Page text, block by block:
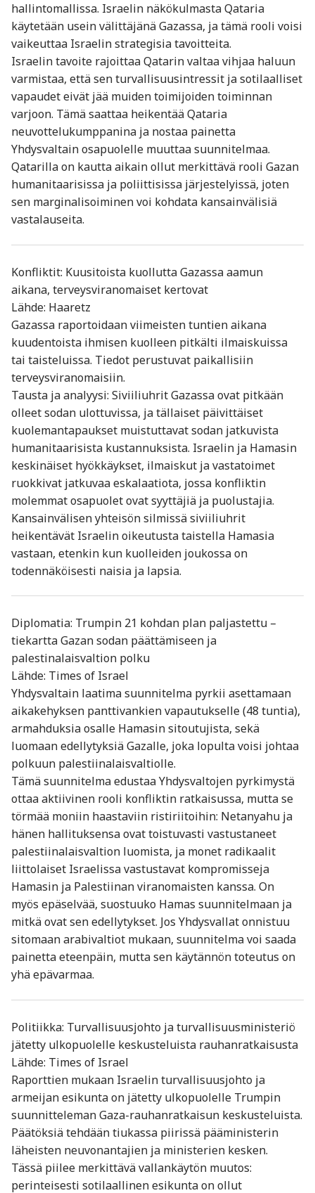
hallintomallissa. Israelin näkökulmasta Qataria
käytetään usein välittäjänä Gazassa, ja tämä rooli voisi
vaikeuttaa Israelin strategisia tavoitteita.
Israelin tavoite rajoittaa Qatarin valtaa vihjaa haluun
varmistaa, että sen turvallisuusintressit ja sotilaalliset
vapaudet eivät jää muiden toimijoiden toiminnan
varjoon. Tämä saattaa heikentää Qataria
neuvottelukumppanina ja nostaa painetta
Yhdysvaltain osapuolelle muuttaa suunnitelmaa.
Qatarilla on kautta aikain ollut merkittävä rooli Gazan
humanitaarisissa ja poliittisissa järjestelyissä, joten
sen marginalisoiminen voi kohdata kansainvälisiä
vastalauseita.
Konfliktit: Kuusitoista kuollutta Gazassa aamun
aikana, terveysviranomaiset kertovat
Lähde: Haaretz
Gazassa raportoidaan viimeisten tuntien aikana
kuudentoista ihmisen kuolleen pitkälti ilmaiskuissa
tai taisteluissa. Tiedot perustuvat paikallisiin
terveysviranomaisiin.
Tausta ja analyysi: Siviiliuhrit Gazassa ovat pitkään
olleet sodan ulottuvissa, ja tällaiset päivittäiset
kuolemantapaukset muistuttavat sodan jatkuvista
humanitaarisista kustannuksista. Israelin ja Hamasin
keskinäiset hyökkäykset, ilmaiskut ja vastatoimet
ruokkivat jatkuvaa eskalaatiota, jossa konfliktin
molemmat osapuolet ovat syyttäjiä ja puolustajia.
Kansainvälisen yhteisön silmissä siviiliuhrit
heikentävät Israelin oikeutusta taistella Hamasia
vastaan, etenkin kun kuolleiden joukossa on
todennäköisesti naisia ja lapsia.
Diplomatia: Trumpin 21 kohdan plan paljastettu –
tiekartta Gazan sodan päättämiseen ja
palestinalaisvaltion polku
Lähde: Times of Israel
Yhdysvaltain laatima suunnitelma pyrkii asettamaan
aikakehyksen panttivankien vapautukselle (48 tuntia),
armahduksia osalle Hamasin sitoutujista, sekä
luomaan edellytyksiä Gazalle, joka lopulta voisi johtaa
polkuun palestiinalaisvaltiolle.
Tämä suunnitelma edustaa Yhdysvaltojen pyrkimystä
ottaa aktiivinen rooli konfliktin ratkaisussa, mutta se
törmää moniin haastaviin ristiriitoihin: Netanyahu ja
hänen hallituksensa ovat toistuvasti vastustaneet
palestiinalaisvaltion luomista, ja monet radikaalit
liittolaiset Israelissa vastustavat kompromisseja
Hamasin ja Palestiinan viranomaisten kanssa. On
myös epäselvää, suostuuko Hamas suunnitelmaan ja
mitkä ovat sen edellytykset. Jos Yhdysvallat onnistuu
sitomaan arabivaltiot mukaan, suunnitelma voi saada
painetta eteenpäin, mutta sen käytännön toteutus on
yhä epävarmaa.
Politiikka: Turvallisuusjohto ja turvallisuusministeriö
jätetty ulkopuolelle keskusteluista rauhanratkaisusta
Lähde: Times of Israel
Raporttien mukaan Israelin turvallisuusjohto ja
armeijan esikunta on jätetty ulkopuolelle Trumpin
suunnitteleman Gaza-rauhanratkaisun keskusteluista.
Päätöksiä tehdään tiukassa piirissä pääministerin
läheisten neuvonantajien ja ministerien kesken.
Tässä piilee merkittävä vallankäytön muutos:
perinteisesti sotilaallinen esikunta on ollut